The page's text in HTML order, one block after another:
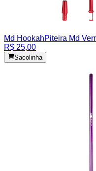
Md HookahPiteira Md
R$ 25,00
Sacolinha